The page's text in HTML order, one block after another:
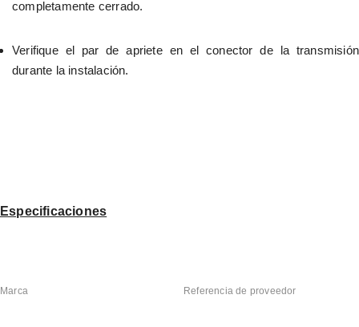
completamente cerrado.
Verifique el par de apriete en el conector de la transmisión
durante la instalación.
Especificaciones
Marca Referencia de proveedor